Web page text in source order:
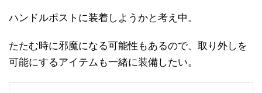
ハンドルポストに装着しようかと考え中。
たたむ時に邪魔になる可能性もあるので、取り外しを
可能にするアイテムも一緒に装備したい。